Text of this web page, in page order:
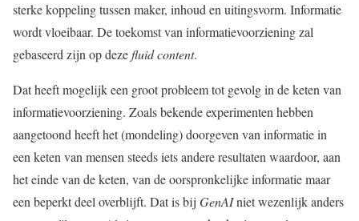
sterke koppeling tussen maker, inhoud en uitingsvorm. Informatie
wordt vloeibaar. De toekomst van informatievoorziening zal
gebaseerd zijn op dezefluid content.
Dat heeft mogelijk een groot probleem tot gevolg in de keten van
informatievoorziening. Zoals bekende experimenten hebben
aangetoond heeft het (mondeling) doorgeven van informatie in
een keten van mensen steeds iets andere resultaten waardoor, aan
het einde van de keten, van de oorspronkelijke informatie maar
een beperkt deel overblijft. Dat is bij GenAIniet wezenlijk anders